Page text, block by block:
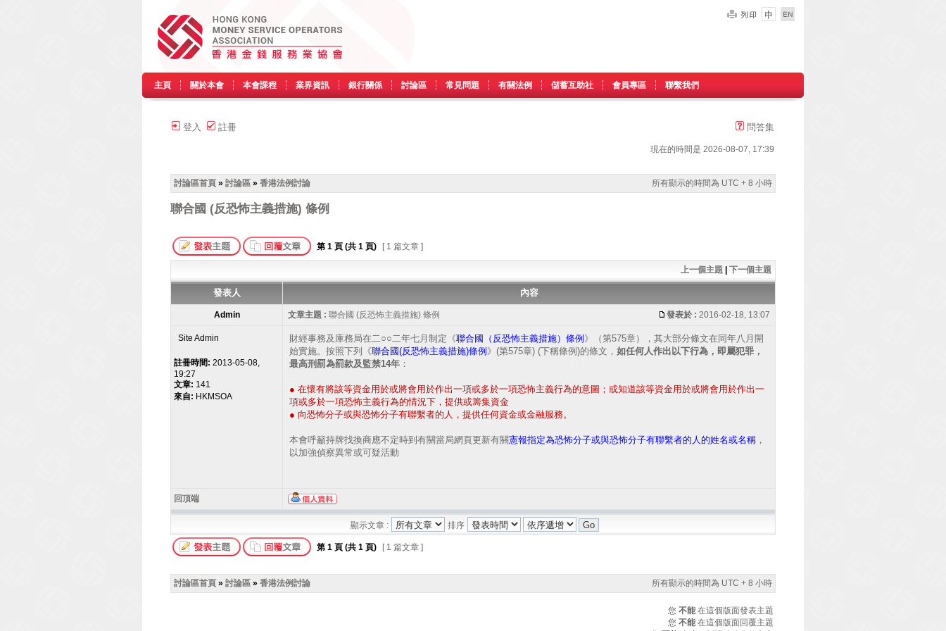
主頁 關於本會 本會課程 業界資訊 銀行關係 討論區 常見問題 有關法例 儲蓄互助社 會員專區 聯繫我們
登入 註冊 問答集
現在的時間是 2026-08-07, 17:39
討論區首頁 » 討論區 » 香港法例討論 所有顯示的時間為 UTC + 8 小時
聯合國 (反恐怖主義措施) 條例
第 1 頁 (共 1 頁) [ 1 篇文章 ]
上一個主題 下一個主題
發表人 內容
Admin 文章主題 : 聯合國 (反恐怖主義措施) 條例 發表於 : 2016-02-18, 13:07
Site Admin
註冊時間: 2013-05-08,
19:27
文章: 141
來自: HKMSOA
財經事務及庫務局在二○○二年七月制定《聯合國（反恐怖主義措施）條例 》（第575章），其大部分條文在同年八月開
始實施。按照下列《聯合國(反恐怖主義措施)條例 》(第575章) (下稱條例)的條文， 如任何人作出以下行為，即屬犯罪，
最高刑罰為罰款及監禁14年 ：
● 在懷有將該等資金用於或將會用於作出一項或多於一項恐怖主義行為的意圖；或知道該等資金用於或將會用於作出一
項或多於一項恐怖主義行為的情況下，提供或籌集資金
● 向恐怖分子或與恐怖分子有聯繫者的人，提供任何資金或金融服務。
本會呼籲持牌找換商應不定時到有關當局網頁更新有關憲報指定為恐怖分子或與恐怖分子有聯繫者的人的姓名或名稱 ，
以加強偵察異常或可疑活動
回頂端
顯示文章 : 排序
第 1 頁 (共 1 頁) [ 1 篇文章 ]
討論區首頁 » 討論區 » 香港法例討論 所有顯示的時間為 UTC + 8 小時
您 不能 在這個版面發表主題
您 不能 在這個版面回覆主題